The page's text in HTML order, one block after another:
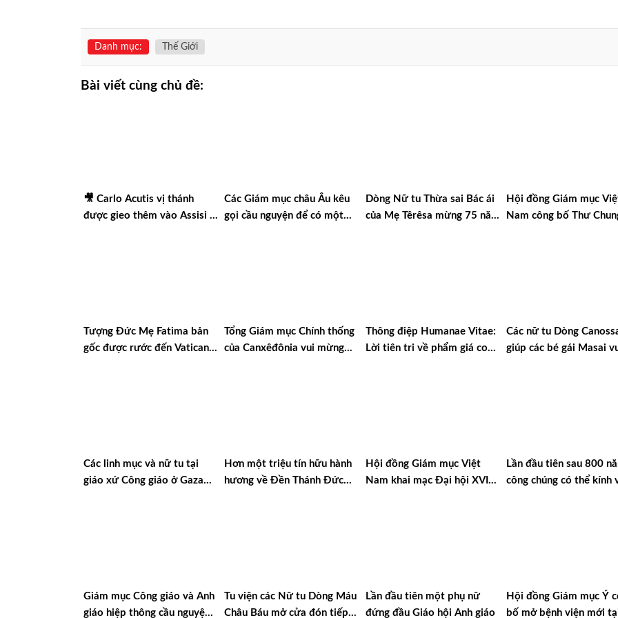
Danh mục: Thế Giới
Bài viết cùng chủ đề:
🎥 Carlo Acutis vị thánh
được gieo thêm vào Assisi |
Các Giám mục châu Âu kêu
gọi cầu nguyện để có một
Dòng Nữ tu Thừa sai Bác ái
của Mẹ Têrêsa mừng 75 năm
Hội đồng Giám mục
Nam công bố Thư
Tượng Đức Mẹ Fatima bản
gốc được rước đến Vatican
Tổng Giám mục Chính thống
của Canxêđônia vui mừng
Thông điệp Humanae Vitae:
Lời tiên tri về phẩm giá con
Các nữ tu Dòng
giúp các bé gái Masai
Các linh mục và nữ tu tại
giáo xứ Công giáo ở Gaza
Hơn một triệu tín hữu hành
hương về Đền Thánh Đức
Hội đồng Giám mục Việt
Nam khai mạc Đại hội XVI
Lần đầu tiên sau 800
công chúng có thể kính
Giám mục Công giáo và Anh
giáo hiệp thông cầu nguyện
Tu viện các Nữ tu Dòng Máu
Châu Báu mở cửa đón tiếp
Lần đầu tiên một phụ nữ
đứng đầu Giáo hội Anh giáo
Hội đồng Giám mục Ý
bố mở bệnh viện mới